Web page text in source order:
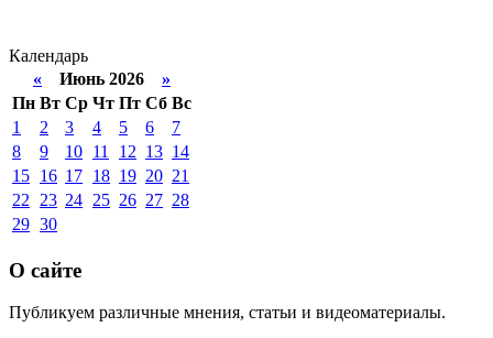
Календарь
« Июнь 2026 »
Пн Вт Ср Чт Пт Сб Вс
1
2 3 4 5 6
7
8
9 10 11 12 13 14
15 16 17 18 19 20 21
22
23 24 25 26 27 28
29 30
О сайте
Публикуем различные мнения, статьи и видеоматериалы.